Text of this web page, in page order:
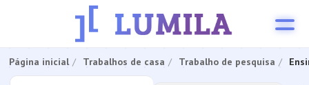
Página inicial Trabalhos de casa Trabalho de pesquisa